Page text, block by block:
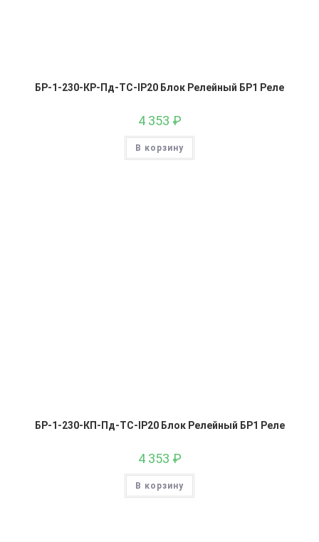
БР-1-230-КР-Пд-ТС-IP20 Блок Релейный БР1 Реле
4 353 ₽
В корзину
БР-1-230-КП-Пд-ТС-IP20 Блок Релейный БР1 Реле
4 353 ₽
В корзину